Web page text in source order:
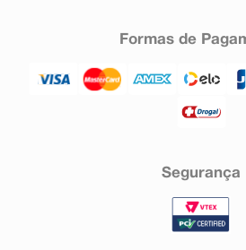
Formas de
Segurança